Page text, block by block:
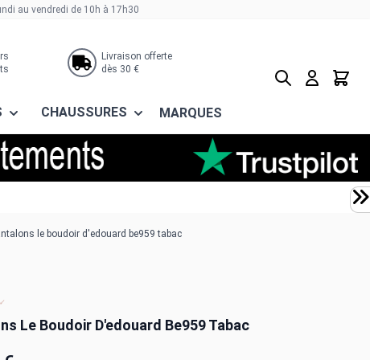
au vendredi de 10h à 17h30
Livraison offerte
dès 30 €
CHAUSSURES MARQUES
Rechercher
Panier
le boudoir d'edouard be959 tabac
Le Boudoir D'edouard Be959 Tabac